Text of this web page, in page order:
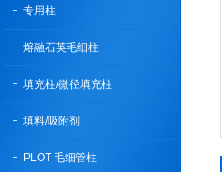
专用柱
熔融石英毛细柱
填充柱/微径填充柱
填料/吸附剂
PLOT 毛细管柱